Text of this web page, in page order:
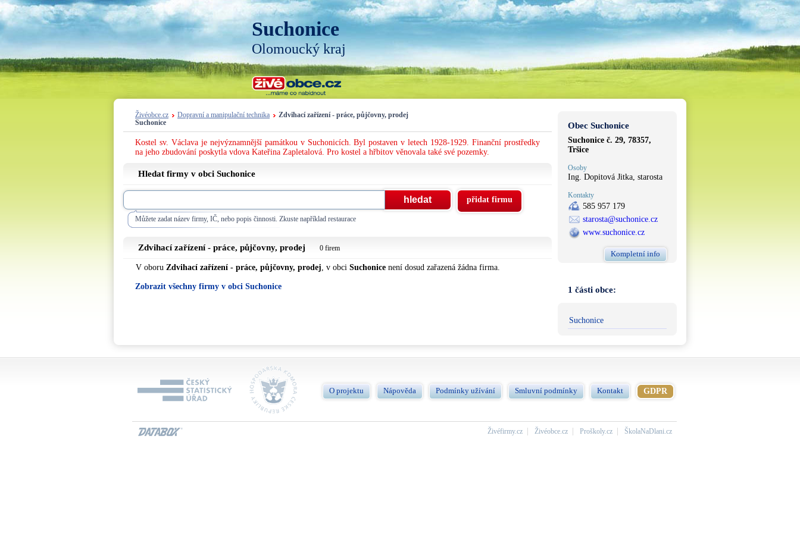
Suchonice
Olomoucký kraj
Živéobce.cz Dopravní a manipulační technika
Zdvihací zařízení - práce, půjčovny, prodej
Suchonice
Kostel sv. Václava je nejvýznamnější památkou v Suchonicích. Byl postaven v letech 1928-1929. Finanční prostředky
na jeho zbudování poskytla vdova Kateřina Zapletalová. Pro kostel a hřbitov věnovala také své pozemky.
Hledat firmy v obci Suchonice
Můžete zadat název firmy, IČ, nebo popis činnosti. Zkuste například restaurace
přidat firmu
Zdvihací zařízení - práce, půjčovny, prodej 0 firem
V oboru Zdvihací zařízení - práce, půjčovny, prodej, v obci Suchonice není dosud zařazená žádna firma.
Zobrazit všechny firmy v obci Suchonice
Obec Suchonice
Suchonice č. 29, 78357,
Tršice
Osoby
Ing. Dopitová Jitka, starosta
Kontakty
585 957 179
starosta@suchonice.cz
www.suchonice.cz
Kompletní info
1 části obce:
Suchonice
O projektu Nápověda Podmínky užívání Smluvní podmínky Kontakt GDPR
Živéfirmy.cz Živéobce.cz Proškoly.cz ŠkolaNaDlani.cz